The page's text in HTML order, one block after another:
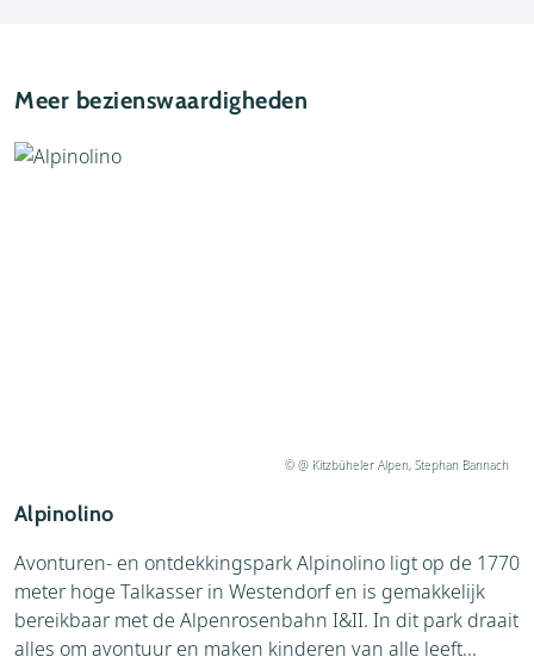
Meer bezienswaardigheden
© @ Kitzbüheler Alpen, Stephan Bannach
Alpinolino
Avonturen- en ontdekkingspark Alpinolino ligt op de 1770
meter hoge Talkasser in Westendorf en is gemakkelijk
bereikbaar met de Alpenrosenbahn I&II. In dit park draait
alles om avontuur en maken kinderen van alle leeft...